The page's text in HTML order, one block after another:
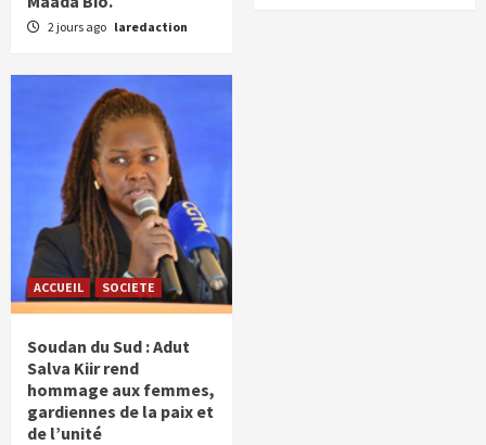
2 jours ago laredaction
ACCUEIL SOCIETE
Soudan du Sud : Adut
Salva Kiir rend
hommage aux femmes,
gardiennes de la paix et
de l’unité